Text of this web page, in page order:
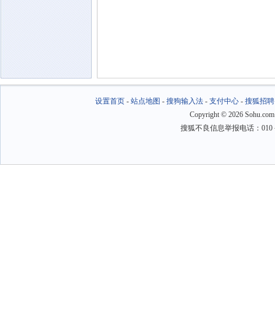
设置首页- 站点地图 - 搜狗输入法- 支付中心- 搜狐招聘
Copyright © 2026
搜狐不良信息举报电话：010